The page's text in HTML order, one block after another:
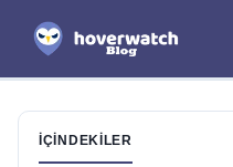
İÇINDEKILER